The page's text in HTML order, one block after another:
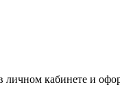
личном кабинете и